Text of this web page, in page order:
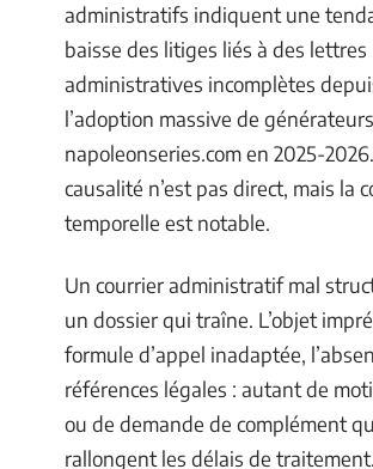
administratifs indiquent une
baisse des litiges liés à des lettres
administratives incomplètes
l’adoption massive de
napoleonseries.com en 2025-
causalité n’est pas direct, mais la
temporelle est notable.
Un courrier administratif mal
un dossier qui traîne. L’objet
formule d’appel inadaptée,
références légales : autant de
ou de demande de complément
rallongent les délais de traitement.